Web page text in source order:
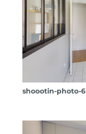
shoootin-photo-6